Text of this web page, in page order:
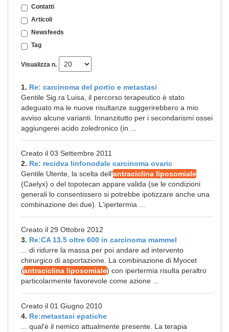
Contatti
Articoli
Newsfeeds
Tag
Visualizza n.
1. Re: carcinoma del portio e metastasi
Gentile Sig.ra Luisa, il percorso terapeutico è stato
adeguato ma le nuove risultanze suggerirebbero a mio
avviso alcune varianti. Innanzitutto per i secondarismi ossei
aggiungerei acido zoledronico (in ...
Creato il 03 Settembre 2011
2. Re: recidva linfonodale carcinoma ovaric
Gentile Utente, la scelta dell'antraciclina liposomiale
(Caelyx) o del topotecan appare valida (se le condizioni
generali lo consentissero si potrebbe ipotizzare anche una
combinazione dei due). L'ipertermia ...
Creato il 29 Ottobre 2012
3. Re:CA 13.5 oltre 600 in carcinoma mammel
... di ridurre la massa per poi andare ad intervento
chirurgico di asportazione. La combinazione di Myocet
(antraciclina liposomiale) con ipertermia risulta peraltro
particolarmente favorevole come azione ...
Creato il 01 Giugno 2010
4. Re:metastasi epatiche
... qual'è il nemico attualmente presente. La terapia